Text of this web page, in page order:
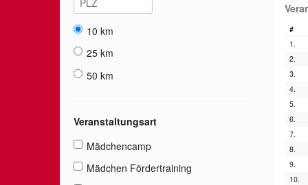
10 km
25 km
50 km
Veranstaltungsart
Mädchencamp
Mädchen Fördertraining
#
1.
2.
3.
4.
5.
6.
7.
8.
9.
10.